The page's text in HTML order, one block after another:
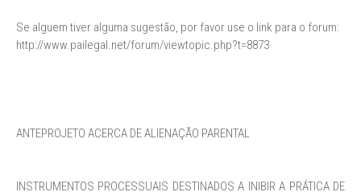
Se alguem tiver alguma sugestão, por favor use o link para o forum:
http://www.pailegal.net/forum/viewtopic.php?t=8873
ANTEPROJETO ACERCA DE ALIENAÇÃO PARENTAL
INSTRUMENTOS PROCESSUAIS DESTINADOS A INIBIR A PRÁTICA DE